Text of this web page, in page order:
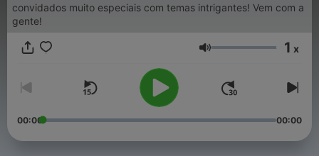
convidados muito especiais com temas intrigantes! Vem com a
gente!
Volume 1 x
00:00 00:00